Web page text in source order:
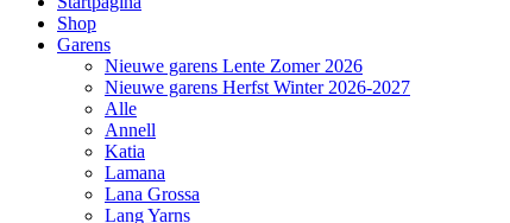
Shop
Garens
Nieuwe garens Lente Zomer 2026
Nieuwe garens Herfst Winter 2026-2027
Alle
Annell
Katia
Lamana
Lana Grossa
Lang Yarns